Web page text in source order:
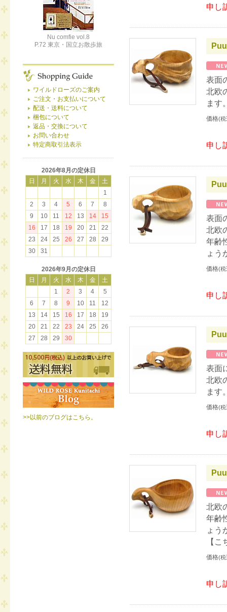
Nu comfie vol.8
P.72 東京・国立お散歩旅
ワイルドローズのご案内
ご注文・お支払いについて
配送・送料について
梱包について
返品・交換について
お問い合わせ
特定商取引法表示
2026年8月の定休日
日
月 火 水 木 金
土
1
2
3 4 5 6 7
8
9
10 11 12 13 14
15
16
17 18 19 20 21
22
23
24 25 26 27 28
29
30
31
2026年9月の定休日
日
月 火 水 木 金
土
1
2 3 4
5
6
7 8 9 10 11
12
13
14 15 16 17 18
19
20
21 22 23 24 25
26
27
28 29 30
>>以前のブログはこちら。
申し
表面
北欧
ます
価格(税
申し
表面
北欧
年齢
ょう
価格(税
申し
表面
北欧
ます
価格(税
申し
北欧
年齢
ょう
【
価格(税
申し